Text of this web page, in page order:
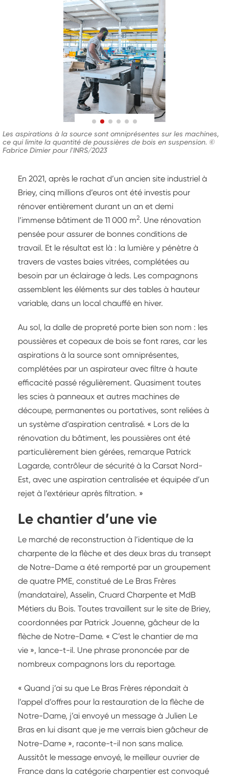
Les aspirations à la source sont omniprésentes sur les machines,
ce qui limite la quantité de poussières de bois en suspension. ©
Fabrice Dimier pour l'INRS/2023
En 2021, après le rachat d’un ancien site industriel à
Briey, cinq millions d’euros ont été investis pour
rénover entièrement durant un an et demi
l’immense bâtiment de 11 000 m2. Une rénovation
pensée pour assurer de bonnes conditions de
travail. Et le résultat est là : la lumière y pénètre à
travers de vastes baies vitrées, complétées au
besoin par un éclairage à leds. Les compagnons
assemblent les éléments sur des tables à hauteur
variable, dans un local chauffé en hiver.
Au sol, la dalle de propreté porte bien son nom : les
poussières et copeaux de bois se font rares, car les
aspirations à la source sont omniprésentes,
complétées par un aspirateur avec filtre à haute
efficacité passé régulièrement. Quasiment toutes
les scies à panneaux et autres machines de
découpe, permanentes ou portatives, sont reliées à
un système d’aspiration centralisé. « Lors de la
rénovation du bâtiment, les poussières ont été
particulièrement bien gérées, remarque Patrick
Lagarde, contrôleur de sécurité à la Carsat Nord-
Est, avec une aspiration centralisée et équipée d’un
rejet à l’extérieur après filtration. »
Le chantier d’une vie
Le marché de reconstruction à l’identique de la
charpente de la flèche et des deux bras du transept
de Notre-Dame a été remporté par un groupement
de quatre PME, constitué de Le Bras Frères
(mandataire), Asselin, Cruard Charpente et MdB
Métiers du Bois. Toutes travaillent sur le site de Briey,
coordonnées par Patrick Jouenne, gâcheur de la
flèche de Notre-Dame. « C’est le chantier de ma
vie », lance-t-il. Une phrase prononcée par de
nombreux compagnons lors du reportage.
« Quand j’ai su que Le Bras Frères répondait à
l’appel d’offres pour la restauration de la flèche de
Notre-Dame, j’ai envoyé un message à Julien Le
Bras en lui disant que je me verrais bien gâcheur de
Notre-Dame », raconte-t-il non sans malice.
Aussitôt le message envoyé, le meilleur ouvrier de
France dans la catégorie charpentier est convoqué